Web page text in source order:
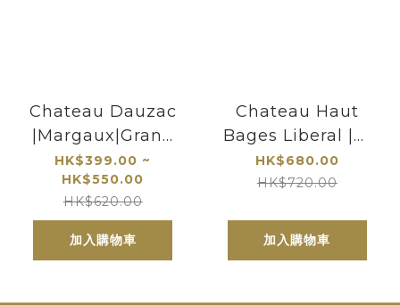
Chateau Dauzac
|Margaux|Grand
Cru Classe|波爾多
1855五級莊
HK$399.00 ~
HK$550.00
HK$620.00
加入購物車
Chateau Haut
Bages Liberal |奧
巴里奇城堡|五級
莊|PAUILLAC區|靚
HK$680.00
HK$720.00
加入購物車